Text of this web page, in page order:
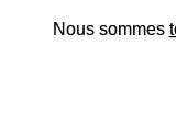
Nous sommes